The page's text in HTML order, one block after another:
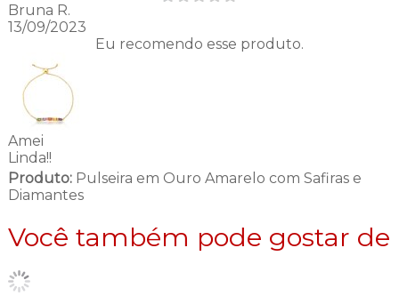
Bruna R.
13/09/2023
Eu recomendo esse produto.
Amei
Linda!!
Produto:Pulseira em Ouro Amarelo com Safiras e
Diamantes
Você também pode gostar de